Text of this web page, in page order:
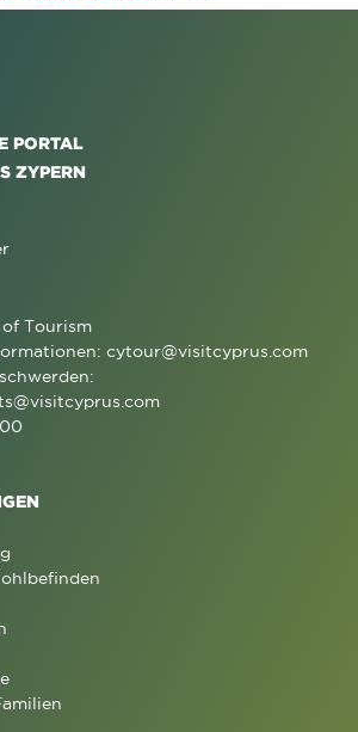
PORTAL
ZYPERN
Tourism
cytour@visitcyprus.com